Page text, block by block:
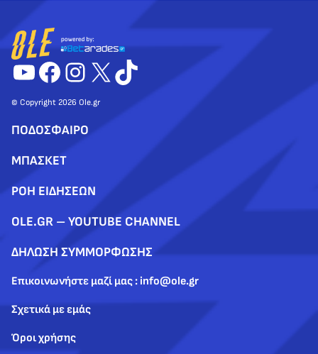
YouTube
Facebook
Instagram
X TikTok
© Copyright 2026 Ole.gr
ΠΟΔΟΣΦΑΙΡΟ
ΜΠΑΣΚΕΤ
ΡΟΗ ΕΙΔΗΣΕΩΝ
OLE.GR – YOUTUBE CHANNEL
ΔΗΛΩΣΗ ΣΥΜΜΟΡΦΩΣΗΣ
Επικοινωνήστε μαζί μας : info@ole.gr
Σχετικά με εμάς
Όροι χρήσης